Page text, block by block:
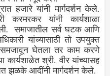
यांनी मार्गदर्शन केले.
करमरकर यांनी कार्यशाळा
समाजातील सर्व घटक आणि
यांच्यासाठी तो उपयुक्त
समजावून घेतला तर काम करणे
श्री. वीर यांच्यासह
झळके आदींनी मार्गदर्शन केले.